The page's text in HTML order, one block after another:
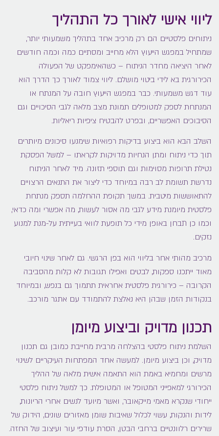
ליווי אישי לאורך כל התהליך
ניתוחים פלסטיים הם רק מרכיב אחד בתהליך משמעותי יותר,
שמתחיל במפגש הייעוץ הלא מחייב ומסתיים כמה וכמה חודשים
לאחר היציאה מחדר הניתוח – כשהאימפקט של הפעולה
הכירורגית בא לידי ביטוי מושלם. ליווי צמוד לאורך כך הדרך הוא
עוד דגש משמעותי. כבר במפגש הייעוץ חובה על המנתח או
המנתחת לספק למטופלים תמונת מצב מלאה לגבי הסיכויים וגם
הסיבוכים האפשריים, ובפרט להבטיח ציפיות ריאליות.
השלב הבא הוא ביצוע בדיקות רפואיות שימנעו סיכונים מיותרים
תוך כדי ניתוח ומתן הנחיות מדויקות לקראתו – למשל הפסקת
נטילת תרופות מסוימות וגם תוספי תזונה. מיד לאחר הניתוח
נדרשת תשומת לב רבה במיוחד כדי ליצור את התנאים הרצויים
להתאוששות מיטבית. במשך תקופת ההחלמה תספק מנתחת
פלסטית מיומנת מידע לגבי מה אסור לעשות, מה אפשרי ומה כדאי,
וכמו כן תבחן באופן מידי כל תופעת לוואי בעייתית על-מנת למנוע
נזקים.
מרכיב מהותי אחר בליווי הוא בפן הרגשי. גם לאחר שינוי חיובי
מאוד ייתכנו ספקות, לבטים ואפילו תגובות לא קלות מהסביבה
הקרובה – כירורגית פלסטית אחראית תתמוך גם בנפש, ובמיוחד
בנקודות הזמן שבהן היא נאלצת להתמודד עם אתגר מורכב.
תכנון מדויק וביצוע מיומן
השלמת ניתוח פלסטי בהצלחה מרבית מחייבת כמובן גם תכנון
מדויק, וכן ביצוע מיומן. למעשה אחד המפתחות העיקריים לשינוי
מרשים ומחמיא באמת הוא התאמה אישית מלאה של ההליך
הכירורגי למאפייני המטופל או המטופלת. כך למשל ניתוח פלסטי
ייחודי שנקרא מאמי מייקאובר, ואשר מיועד לנשים אחרי הריונות,
לידות והנקות, עשוי לכלול שאיבות שומן מאזורים שונים, הידוק של
שרירים רלוונטיים ברחבי הבטן, הסרת עודפי עור ועיצוב של החזה.